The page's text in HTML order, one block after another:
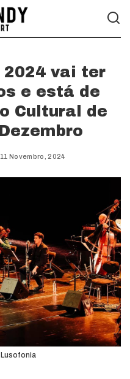
2024 vai ter
e está de
Cultural de
11 Novembro, 2024